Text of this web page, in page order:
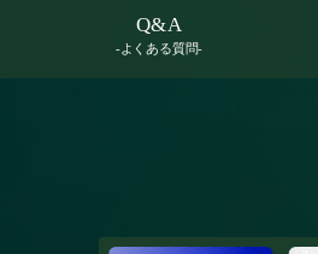
Q&A
-よくある質問-